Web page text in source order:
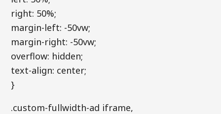
right: 50%;
margin-left: -50vw;
margin-right: -50vw;
overflow: hidden;
text-align: center;
}
.custom-fullwidth-ad iframe,